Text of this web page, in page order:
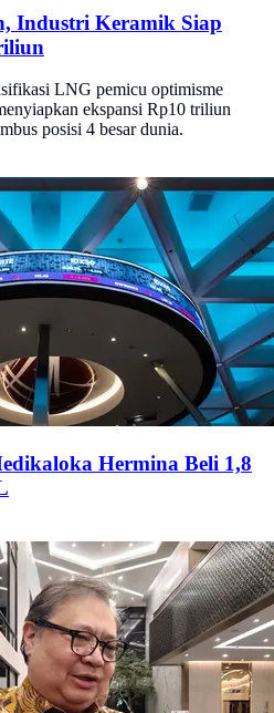
Industri Keramik Siap
LNG pemicu optimisme
ekspansi Rp10 triliun
posisi 4 besar dunia.
Hermina Beli 1,8